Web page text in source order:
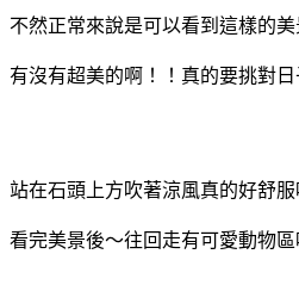
不然正常來說是可以看到這樣的
有沒有超美的啊！！真的要挑對
站在石頭上方吹著涼風真的好舒服
看完美景後～往回走有可愛動物區